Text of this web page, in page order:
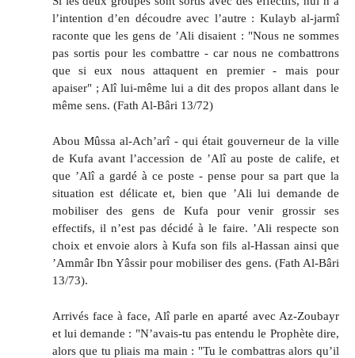
l’intention d’en découdre avec l’autre : Kulayb al-jarmî
raconte que les gens de ’Ali disaient : "Nous ne sommes
pas sortis pour les combattre - car nous ne combattrons
que si eux nous attaquent en premier - mais pour
apaiser" ; Alî lui-même lui a dit des propos allant dans le
même sens. (Fath Al-Bâri 13/72)
Abou Mûssa al-Ach’arî - qui était gouverneur de la ville
de Kufa avant l’accession de ’Alî au poste de calife, et
que ’Alî a gardé à ce poste - pense pour sa part que la
situation est délicate et, bien que ’Ali lui demande de
mobiliser des gens de Kufa pour venir grossir ses
effectifs, il n’est pas décidé à le faire. ’Ali respecte son
choix et envoie alors à Kufa son fils al-Hassan ainsi que
’Ammâr Ibn Yâssir pour mobiliser des gens. (Fath Al-Bâri
13/73).
Arrivés face à face, Alî parle en aparté avec Az-Zoubayr
et lui demande : "N’avais-tu pas entendu le Prophète dire,
alors que tu pliais ma main : "Tu le combattras alors qu’il